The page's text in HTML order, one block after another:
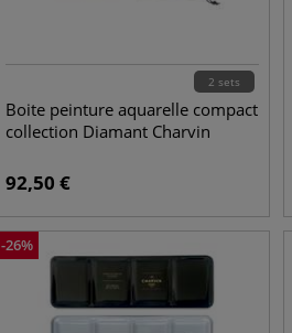
2 sets
Boite peinture aquarelle compact
collection Diamant Charvin
92,50 €
-26%